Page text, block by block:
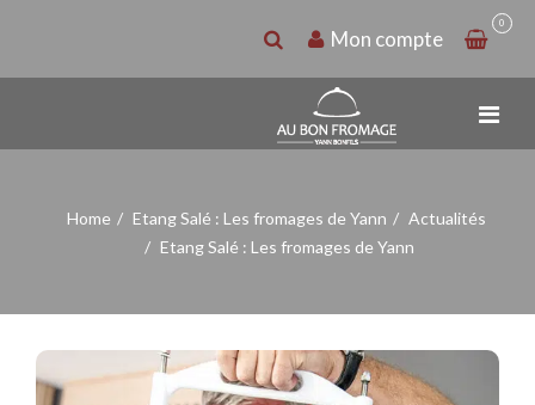
0
Mon compte
Home Etang Salé : Les fromages de Yann
Actualités
Etang Salé : Les fromages de Yann